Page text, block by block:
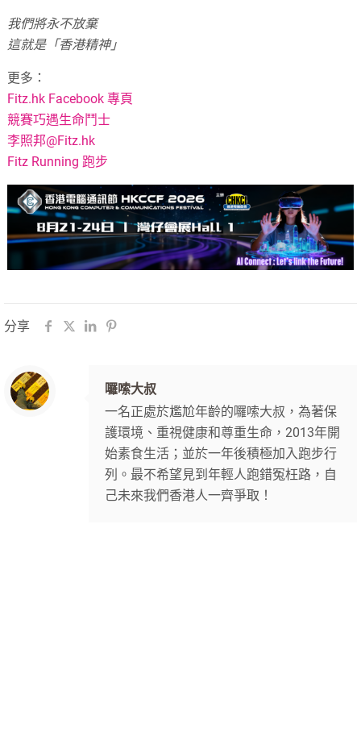
我們將永不放棄
這就是「香港精神」
更多：
Fitz.hk Facebook 專頁
競賽巧遇生命鬥士
李照邦@Fitz.hk
Fitz Running 跑步
分享
囉嗦大叔
一名正處於尷尬年齡的囉嗦大叔，為著保
護環境、重視健康和尊重生命，2013年開
始素食生活；並於一年後積極加入跑步行
列。最不希望見到年輕人跑錯冤枉路，自
己未來我們香港人一齊爭取！